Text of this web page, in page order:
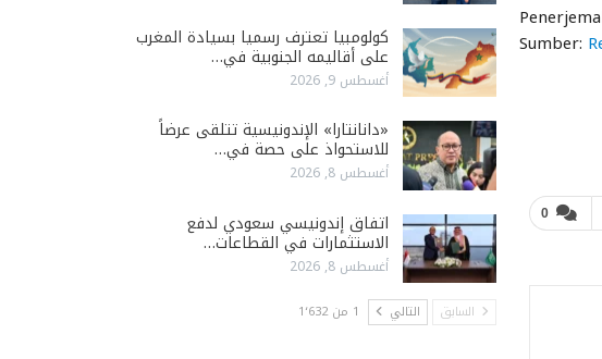
Sumber:
0
كولومبيا تعترف رسميا بسيادة المغرب
على أقاليمه الجنوبية في…
أغسطس 9, 2026
«دانانتارا» الإندونيسية تتلقى عرضاً
للاستحواذ على حصة في…
أغسطس 8, 2026
اتفاق إندونيسي سعودي لدفع
الاستثمارات في القطاعات…
أغسطس 8, 2026
السابق التالي 1 من 1٬632